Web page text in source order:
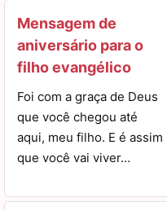
Mensagem de
aniversário para o
filho evangélico
Foi com a graça de Deus
que você chegou até
aqui, meu filho. E é assim
que você vai viver…